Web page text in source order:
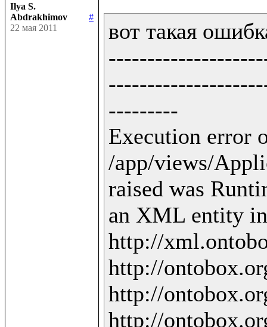
Ilya S.
Abdrakhimov
#
22 мая 2011
вот такая
---------
Execution error
/app/views/
raised was
an XML entity
http://
http://
http://
http://